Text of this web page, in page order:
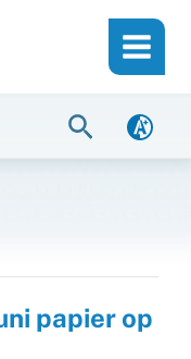
Zoeken
papier op